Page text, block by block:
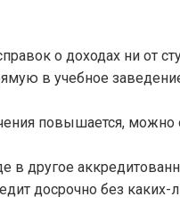
о доходах ни от
в учебное
повышается,
в другое
досрочно без каких-